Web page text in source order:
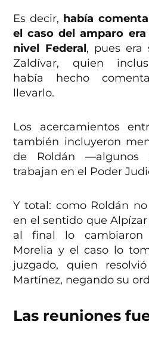
Es decir, había
el caso del amparo
nivel Federal, pues era
Zaldívar, quien
había hecho
llevarlo.
Los acercamientos
también incluyeron
de Roldán —algunos
trabajan en el Poder
Y total: como Roldán
en el sentido que
al final lo cambiaron
Morelia y el caso lo
juzgado, quien
Martínez, negando su
Las reuniones